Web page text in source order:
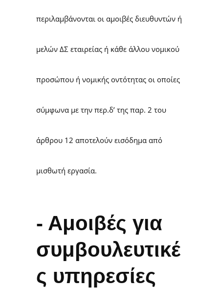
περιλαμβάνονται οι αμοιβές διευθυντών ή
μελών ΔΣ εταιρείας ή κάθε άλλου νομικού
προσώπου ή νομικής οντότητας οι οποίες
σύμφωνα με την περ.δ’ της παρ. 2 του
άρθρου 12 αποτελούν εισόδημα από
μισθωτή εργασία.
- Αμοιβές για
συμβουλευτικέ
ς υπηρεσίες